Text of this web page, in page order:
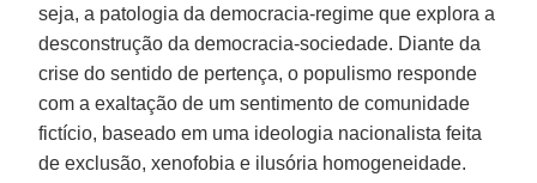
seja, a patologia da democracia-regime que explora a
desconstrução da democracia-sociedade. Diante da
crise do sentido de pertença, o populismo responde
com a exaltação de um sentimento de comunidade
fictício, baseado em uma ideologia nacionalista feita
de exclusão, xenofobia e ilusória homogeneidade.